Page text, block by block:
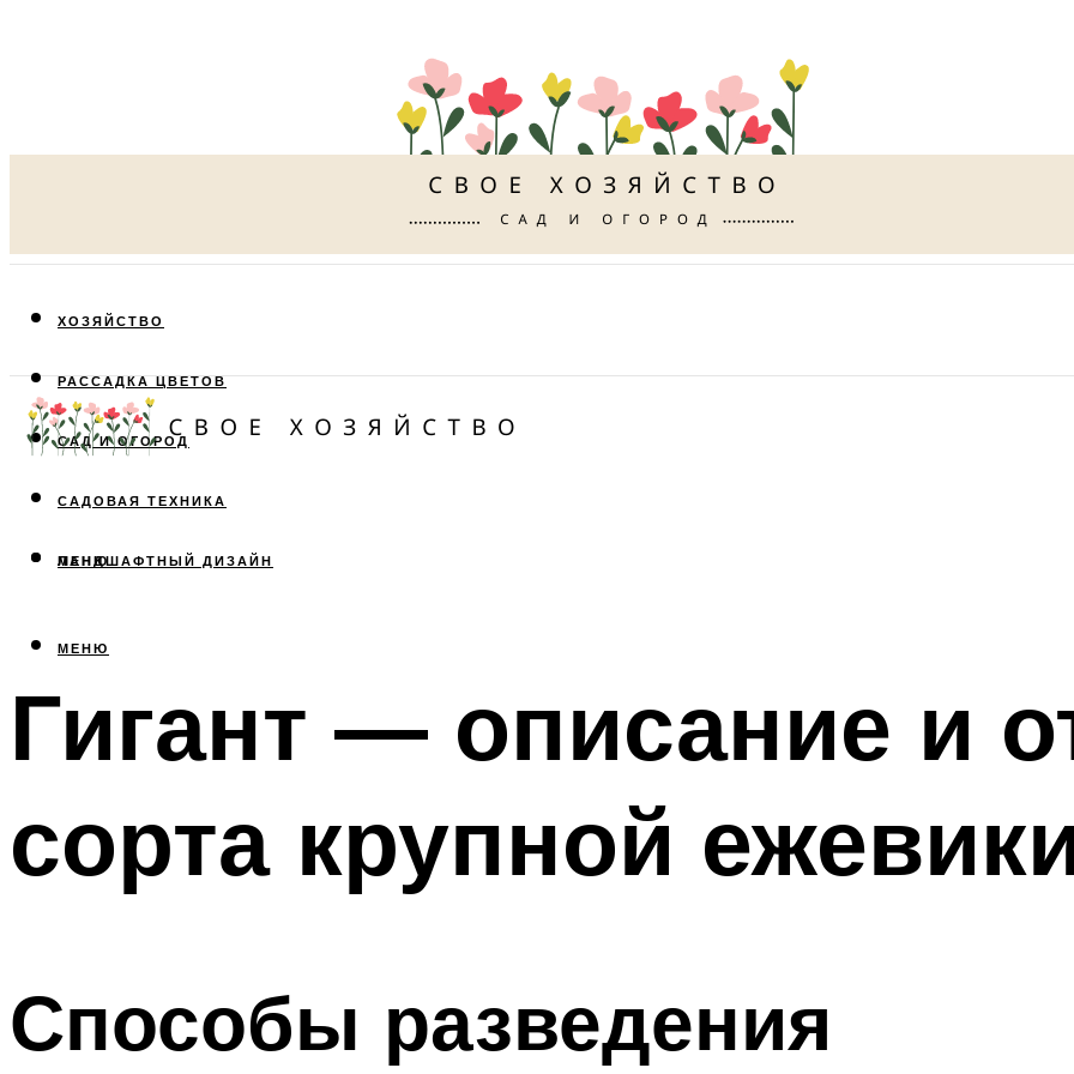
ХОЗЯЙСТВО
РАССАДКА ЦВЕТОВ
САД И ОГОРОД
САДОВАЯ ТЕХНИКА
ЛАНДШАФТНЫЙ ДИЗАЙН
МЕНЮ
МЕНЮ
Гигант — описание и
сорта крупной
Способы разведения